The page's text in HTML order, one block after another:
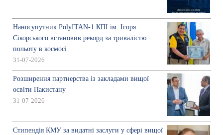
Наносупутник PolyITAN-1 КПІ ім. Ігоря
Сікорського встановив рекорд за тривалістю
польоту в космосі
31-07-2026
Розширення партнерства із закладами вищої
освіти Пакистану
31-07-2026
Стипендія КМУ за видатні заслуги у сфері вищої